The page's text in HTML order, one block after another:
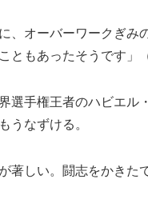
、オーバーワークぎみ
ともあったそうです」
選手権王者のハビエル
うなずける。
著しい。闘志をかきた